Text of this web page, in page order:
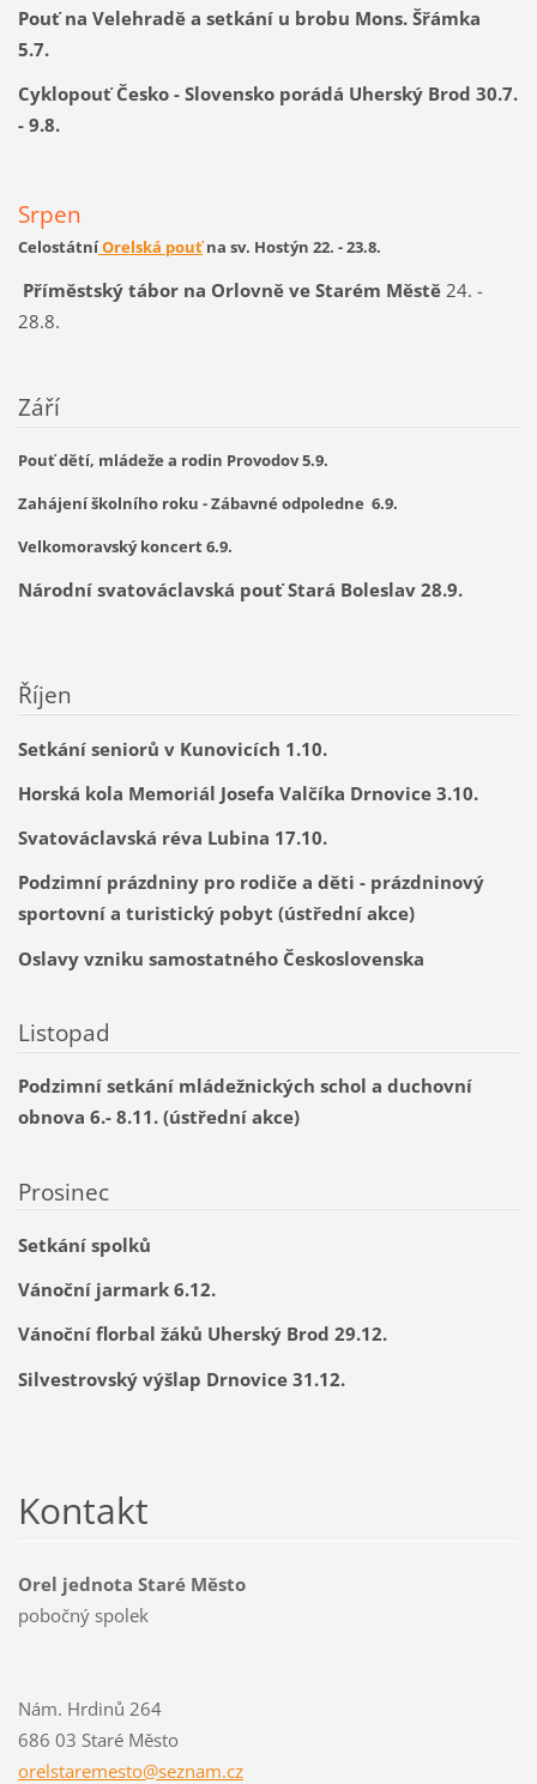
Pouť na Velehradě a setkání u brobu Mons. Šřámka
5.7.
Cyklopouť Česko - Slovensko porádá Uherský Brod 30.7.
- 9.8.
Srpen
CelostátníOrelská pouťna sv. Hostýn 22. - 23.8.
Příměstský tábor na Orlovně ve Starém Městě 24. -
28.8.
Září
Pouť dětí, mládeže a rodin Provodov 5.9.
Zahájení školního roku - Zábavné odpoledne 6.9.
Velkomoravský koncert 6.9.
Národní svatováclavská pouť Stará Boleslav 28.9.
Říjen
Setkání seniorů v Kunovicích 1.10.
Horská kola Memoriál Josefa Valčíka Drnovice 3.10.
Svatováclavská réva Lubina 17.10.
Podzimní prázdniny pro rodiče a děti - prázdninový
sportovní a turistický pobyt (ústřední akce)
Oslavy vzniku samostatného Československa
Listopad
Podzimní setkání mládežnických schol a duchovní
obnova 6.- 8.11. (ústřední akce)
Prosinec
Setkání spolků
Vánoční jarmark 6.12.
Vánoční florbal žáků Uherský Brod 29.12.
Silvestrovský výšlap Drnovice 31.12.
Kontakt
Orel jednota Staré Město
pobočný spolek
Nám. Hrdinů 264
686 03 Staré Město
orelstaremesto@seznam.cz